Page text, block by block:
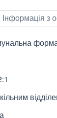
Інформація з
форма